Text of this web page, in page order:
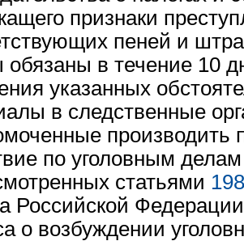
признаки
пеней и
обязаны в течение 10
указанных
в следственные
производить
по уголовным
статьями 198
Российской
о возбуждении